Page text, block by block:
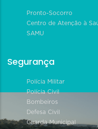
Pronto-Socorro
Centro de Atenção à
SAMU
Segurança
Polícia Militar
Polícia Civil
Bombeiros
Defesa Civil
Guarda Municipal